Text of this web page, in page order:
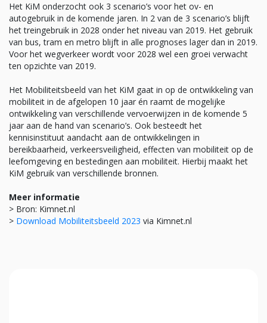
Het KiM onderzocht ook 3 scenario’s voor het ov- en
autogebruik in de komende jaren. In 2 van de 3 scenario’s blijft
het treingebruik in 2028 onder het niveau van 2019. Het gebruik
van bus, tram en metro blijft in alle prognoses lager dan in 2019.
Voor het wegverkeer wordt voor 2028 wel een groei verwacht
ten opzichte van 2019.
Het Mobiliteitsbeeld van het KiM gaat in op de ontwikkeling van
mobiliteit in de afgelopen 10 jaar én raamt de mogelijke
ontwikkeling van verschillende vervoerwijzen in de komende 5
jaar aan de hand van scenario’s. Ook besteedt het
kennisinstituut aandacht aan de ontwikkelingen in
bereikbaarheid, verkeersveiligheid, effecten van mobiliteit op de
leefomgeving en bestedingen aan mobiliteit. Hierbij maakt het
KiM gebruik van verschillende bronnen.
Meer informatie
> Bron: Kimnet.nl
> Download Mobiliteitsbeeld 2023 via Kimnet.nl